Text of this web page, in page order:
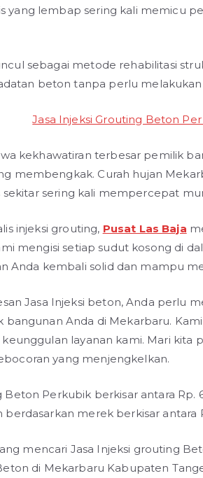
yang lembap sering kali memicu
sebagai metode rehabilitasi
beton tanpa perlu
kekhawatiran terbesar pemilik
membengkak. Curah hujan
sekitar sering kali mempercepat
injeksi grouting, Pusat Las Baja
mengisi setiap sudut kosong di
Anda kembali solid dan mampu
Jasa Injeksi beton, Anda perlu
bangunan Anda di Mekarbaru.
keunggulan layanan kami. Mari
yang menjengkelkan.
Beton Perkubik berkisar antara Rp.
merek berkisar antara
mencari Jasa Injeksi grouting
di Mekarbaru Kabupaten